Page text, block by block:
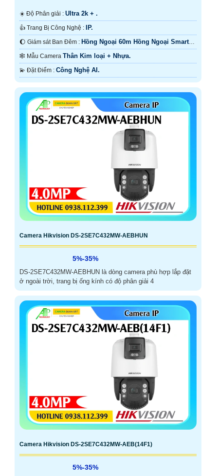
☀️ Độ Phân giải : Ultra 2k + .
👍 Trang Bị Công Nghệ : IP.
🌔 Giám sát Ban Đêm : Hồng Ngoại 60m Hồng Ngoại Smart
IR.🕸️ Mẫu Camera Thân Kim loại + Nhựa.
️💫 Đặt Điểm : Công Nghệ AI.
Camera Hikvision DS-2SE7C432MW-AEBHUN
5%-35%
DS-2SE7C432MW-AEBHUN là dòng camera phù hợp lắp đặt
ở ngoài trời, trang bị ống kính có độ phân giải 4
Camera Hikvision DS-2SE7C432MW-AEB(14F1)
5%-35%